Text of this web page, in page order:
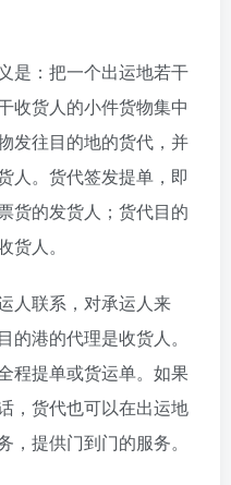
是：把一个出运地若干
收货人的小件货物集中
发往目的地的货代，并
人。货代签发提单，即
货的发货人；货代目的
人。
人联系，对承运人来
港的代理是收货人。
程提单或货运单。如果
，货代也可以在出运地
提供门到门的服务。